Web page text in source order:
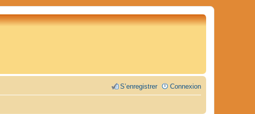
Connexion
S’enregistrer